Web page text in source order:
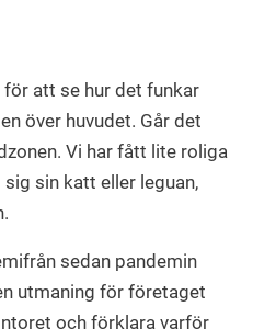
att se hur det funkar
över huvudet. Går det
Vi har fått lite roliga
sin katt eller leguan,
sedan pandemin
utmaning för företaget
och förklara varför